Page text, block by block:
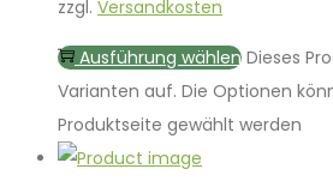
zzgl. Versandkosten
Ausführung wählen Dieses
Varianten auf. Die Optionen
Produktseite gewählt werden